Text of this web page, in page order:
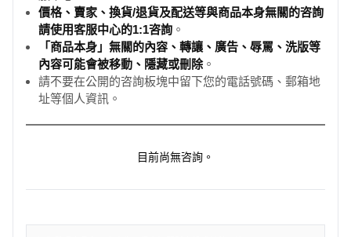
價格、賣家、換貨/退貨及配送等與商品本身無關的咨詢
請使用客服中心的1:1咨詢 。
「商品本身」無關的內容、轉讓、廣告、辱罵、洗版等
內容可能會被移動、隱藏或刪除。
請不要在公開的咨詢板塊中留下您的電話號碼、郵箱地
址等個人資訊。
目前尚無咨詢。